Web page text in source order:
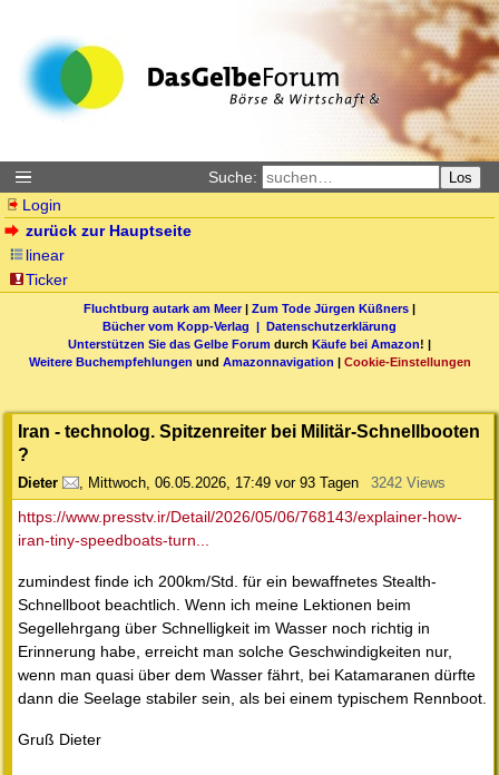
Suche: Los
Login
zurück zur Hauptseite
linear
Ticker
Fluchtburg autark am Meer| Zum Tode Jürgen Küßners |
Bücher vom Kopp-Verlag | Datenschutzerklärung
Unterstützen Sie das Gelbe Forum durch Käufe bei Amazon! |
Weitere Buchempfehlungen und Amazonnavigation | Cookie-Einstellungen
Iran - technolog. Spitzenreiter bei Militär-Schnellbooten
?
Dieter , Mittwoch, 06.05.2026, 17:49 vor 93 Tagen 3242 Views
https://www.presstv.ir/Detail/2026/05/06/768143/explainer-how-
iran-tiny-speedboats-turn...
zumindest finde ich 200km/Std. für ein bewaffnetes Stealth-
Schnellboot beachtlich. Wenn ich meine Lektionen beim
Segellehrgang über Schnelligkeit im Wasser noch richtig in
Erinnerung habe, erreicht man solche Geschwindigkeiten nur,
wenn man quasi über dem Wasser fährt, bei Katamaranen dürfte
dann die Seelage stabiler sein, als bei einem typischem Rennboot.
Gruß Dieter